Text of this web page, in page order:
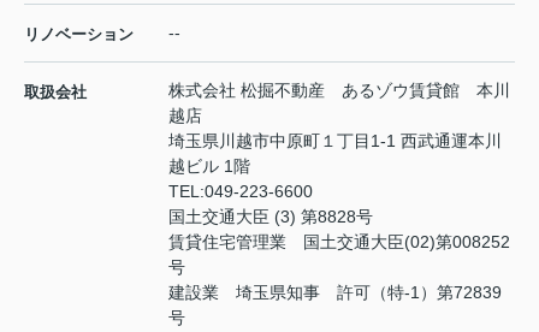
リノベーション --
取扱会社
株式会社 松掘不動産 あるゾウ賃貸館 本川
越店
埼玉県川越市中原町１丁目1-1 西武通運本川
越ビル 1階
TEL:049-223-6600
国土交通大臣 (3) 第8828号
賃貸住宅管理業 国土交通大臣(02)第008252
号
建設業 埼玉県知事 許可（特-1）第72839
号